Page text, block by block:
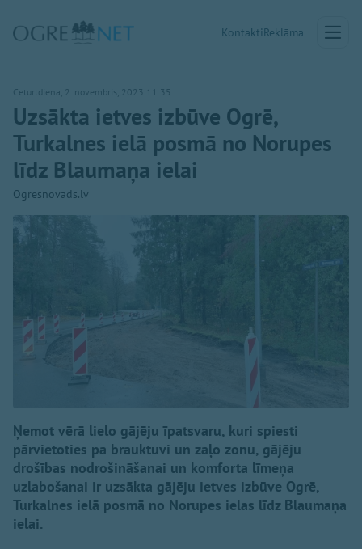
KontaktiReklāma
Ceturtdiena, 2. novembris, 2023 11:35
Uzsākta ietves izbūve Ogrē,
Turkalnes ielā posmā no Norupes
līdz Blaumaņa ielai
Ogresnovads.lv
Ņemot vērā lielo gājēju īpatsvaru, kuri spiesti
pārvietoties pa brauktuvi un zaļo zonu, gājēju
drošības nodrošināšanai un komforta līmeņa
uzlabošanai ir uzsākta gājēju ietves izbūve Ogrē,
Turkalnes ielā posmā no Norupes ielas līdz Blaumaņa
ielai.